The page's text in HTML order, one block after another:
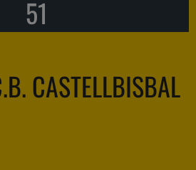
51
CASTELLBISBAL